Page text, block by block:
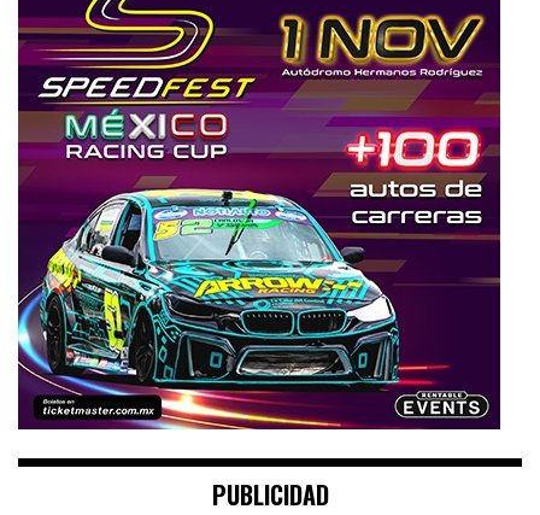
PUBLICIDAD